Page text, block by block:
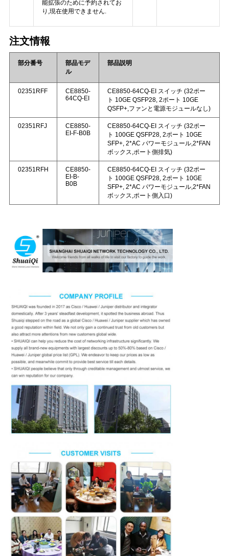
能拡張のために予約されてお
り,現在使用できません.
注文情報
部分番号
部品モデ
ル
部品説明
02351RFF
CE8850-
64CQ-EI
CE8850-64CQ-EI スイッチ (32ポー
ト 10GE QSFP28, 2ポート 10GE
QSFP+,ファンと電源モジュールなし)
02351RFJ
CE8850-
EI-F-B0B
CE8850-64CQ-EI スイッチ (32ポー
ト 100GE QSFP28, 2ポート 10GE
SFP+, 2*AC パワーモジュール,2*FAN
ボックス,ポート側排気)
02351RFH
CE8850-
EI-B-
B0B
CE8850-64CQ-EI スイッチ (32ポー
ト 100GE QSFP28, 2ポート 10GE
SFP+, 2*AC パワーモジュール,2*FAN
ボックス,ポート側入口)